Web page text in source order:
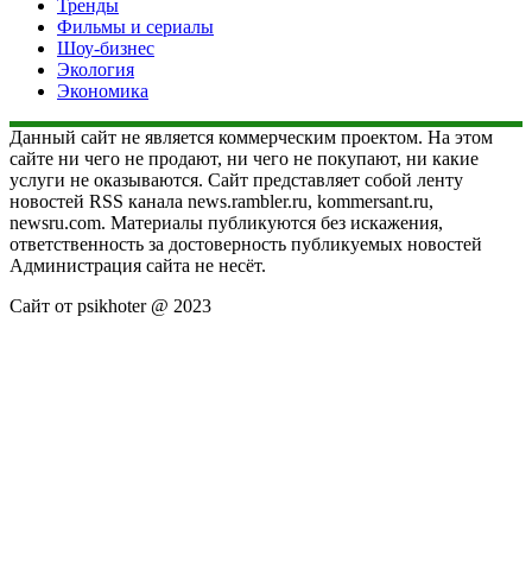
Тренды
Фильмы и сериалы
Шоу-бизнес
Экология
Экономика
Данный сайт не является коммерческим проектом. На этом
сайте ни чего не продают, ни чего не покупают, ни какие
услуги не оказываются. Сайт представляет собой ленту
новостей RSS канала news.rambler.ru, kommersant.ru,
newsru.com. Материалы публикуются без искажения,
ответственность за достоверность публикуемых новостей
Администрация сайта не несёт.
Сайт от psikhoter @ 2023